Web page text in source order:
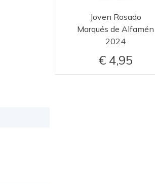
Joven Rosado
Marqués de Alfamén
2024
4,95